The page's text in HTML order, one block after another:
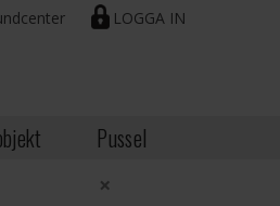
LOGGA IN
Pussel
×